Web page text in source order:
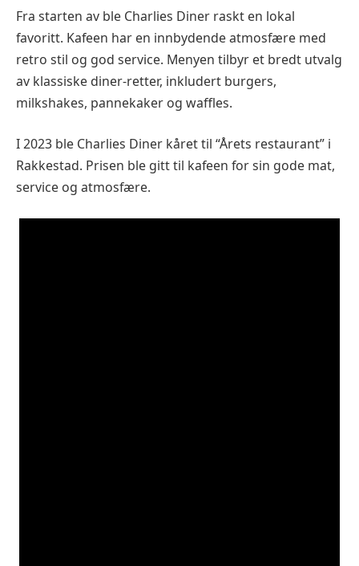
Fra starten av ble Charlies Diner raskt en lokal
favoritt. Kafeen har en innbydende atmosfære med
retro stil og god service. Menyen tilbyr et bredt utvalg
av klassiske diner-retter, inkludert burgers,
milkshakes, pannekaker og waffles.
I 2023 ble Charlies Diner kåret til “Årets restaurant” i
Rakkestad. Prisen ble gitt til kafeen for sin gode mat,
service og atmosfære.